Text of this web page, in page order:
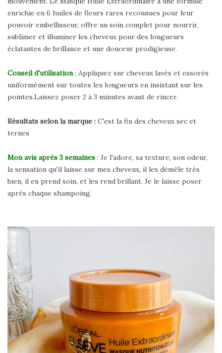
enrichie en 6 huiles de fleurs rares reconnues pour leur
pouvoir embellisseur, offre un soin complet pour nourrir,
sublimer et illuminer les cheveux pour des longueurs
éclatantes de brillance et une douceur prodigieuse.
Conseil d'utilisation: Appliquez sur cheveux lavés et essorés
uniformément sur toutes les longueurs en insistant sur les
pointes.Laissez poser 2 à 3 minutes avant de rincer.
Résultats selon la marque : C'est la fin des cheveux sec et
ternes
Mon avis après 3 semaines : Je l'adore, sa texture, son odeur,
la sensation qu'il laisse sur mes cheveux, il les démêle très
bien, il en prend soin, et les rend brillant. Je le laisse poser
après chaque shampoing.